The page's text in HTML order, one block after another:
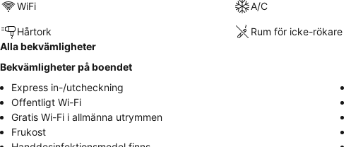
WiFi A/C
Hårtork
Rum för icke-rökare
Alla bekvämligheter
Bekvämligheter på boendet
Express in-/utcheckning
Offentligt Wi-Fi
Gratis Wi-Fi i allmänna utrymmen
Frukost